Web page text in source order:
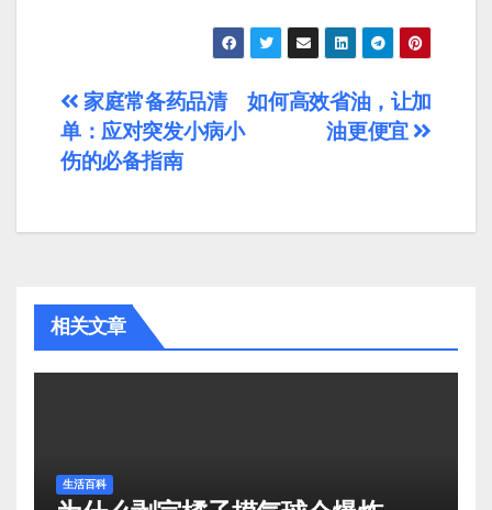
文
章
航
如何高效省油，让加
油更便宜
家庭常备药品清
单：应对突发小病小
伤的必备指南
相关文章
生活百科